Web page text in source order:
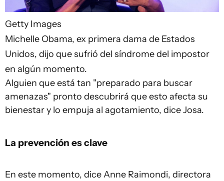
Getty Images
Michelle Obama, ex primera dama de Estados
Unidos, dijo que sufrió del síndrome del impostor
en algún momento.
Alguien que está tan "preparado para buscar
amenazas" pronto descubrirá que esto afecta su
bienestar y lo empuja al agotamiento, dice Josa.
La prevención es clave
En este momento, dice Anne Raimondi, directora